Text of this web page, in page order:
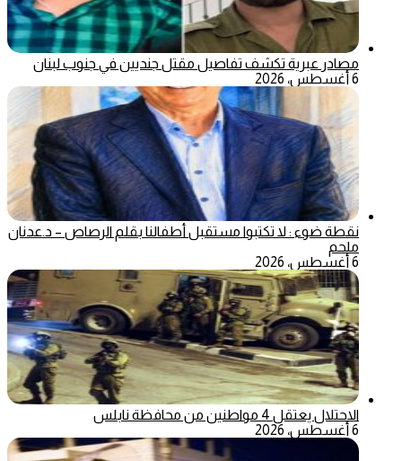
مصادر عبرية تكشف تفاصيل مقتل جنديين في جنوب لبنان
6 أغسطس، 2026
نقطة ضوء : لا تكتبوا مستقبل أطفالنا بقلم الرصاص – د.عدنان
ملحم
6 أغسطس، 2026
الاحتلال يعتقل 4 مواطنين من محافظة نابلس
6 أغسطس، 2026